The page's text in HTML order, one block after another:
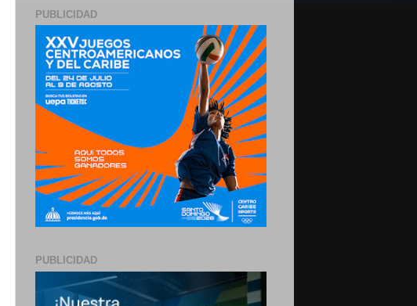
PUBLICIDAD
PUBLICIDAD